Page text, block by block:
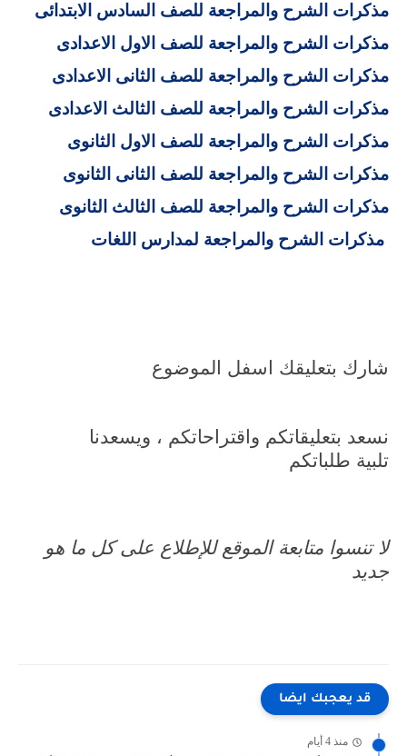
مذكرات الشرح والمراجعة للصف السادس الابتدائى
مذكرات الشرح والمراجعة للصف الاول الاعدادى
مذكرات الشرح والمراجعة للصف الثانى الاعدادى
مذكرات الشرح والمراجعة للصف الثالث الاعدادى
مذكرات الشرح والمراجعة للصف الاول الثانوى
مذكرات الشرح والمراجعة للصف الثانى الثانوى
مذكرات الشرح والمراجعة للصف الثالث الثانوى
مذكرات الشرح والمراجعة لمدارس اللغات
شارك بتعليقك اسفل الموضوع
نسعد بتعليقاتكم واقتراحاتكم ، ويسعدنا
تلبية طلباتكم
لا تنسوا متابعة الموقع للإطلاع على كل ما هو
جديد
قد يعجبك ايضا
منذ 4 أيام